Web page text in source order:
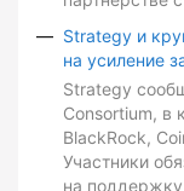
Strategy и
на усиление
Strategy
Consortium, в
BlackRock,
Участники
на